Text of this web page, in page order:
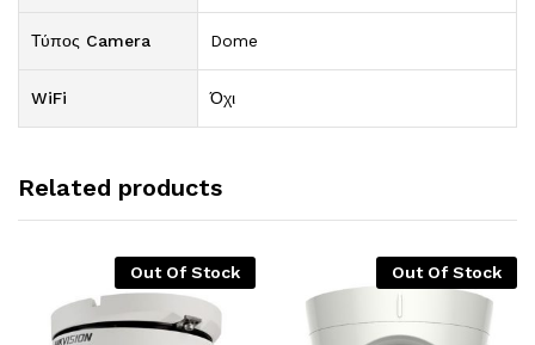
Τύπος Camera Dome
WiFi Όχι
Related products
Out Of Stock Out Of Stock